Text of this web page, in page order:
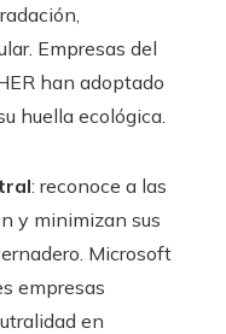
Empresas del
han adoptado
huella ecológica.
: reconoce a las
y minimizan sus
Microsoft
empresas
en